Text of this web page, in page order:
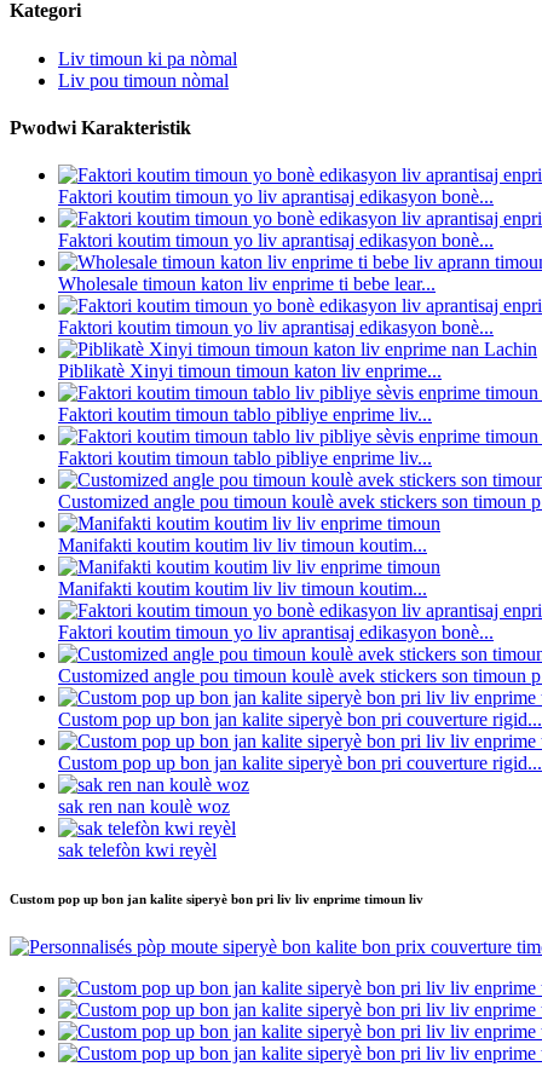
Kategori
Liv timoun ki pa nòmal
Liv pou timoun nòmal
Pwodwi Karakteristik
Faktori koutim timoun yo liv aprantisaj edikasyon bonè...
Faktori koutim timoun yo liv aprantisaj edikasyon bonè...
Wholesale timoun katon liv enprime ti bebe lear...
Faktori koutim timoun yo liv aprantisaj edikasyon bonè...
Piblikatè Xinyi timoun timoun katon liv enprime...
Faktori koutim timoun tablo pibliye enprime liv...
Faktori koutim timoun tablo pibliye enprime liv...
Customized angle pou timoun koulè avek stickers son timoun
Manifakti koutim koutim liv liv timoun koutim...
Manifakti koutim koutim liv liv timoun koutim...
Faktori koutim timoun yo liv aprantisaj edikasyon bonè...
Customized angle pou timoun koulè avek stickers son timoun
Custom pop up bon jan kalite siperyè bon pri couverture rigid...
Custom pop up bon jan kalite siperyè bon pri couverture rigid...
sak ren nan koulè woz
sak telefòn kwi reyèl
Custom pop up bon jan kalite siperyè bon pri liv liv enprime timoun liv